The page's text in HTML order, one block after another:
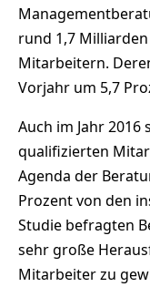
rund 1,7
Mitarbeitern.
Vorjahr um 5,7
Auch im Jahr
qualifizierten
Agenda der
Prozent von den
Studie befragten
sehr große
Mitarbeiter zu